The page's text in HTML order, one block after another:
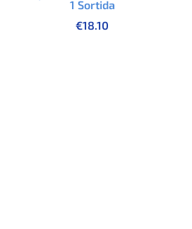
1 Sortida
€18.10